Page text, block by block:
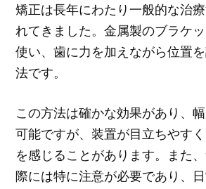
矯正は長年にわたり一般的な治
れてきました。金属製のブラケ
使い、歯に力を加えながら位置
法です。
この方法は確かな効果があり、
可能ですが、装置が目立ちやす
を感じることがあります。また
際には特に注意が必要であり、